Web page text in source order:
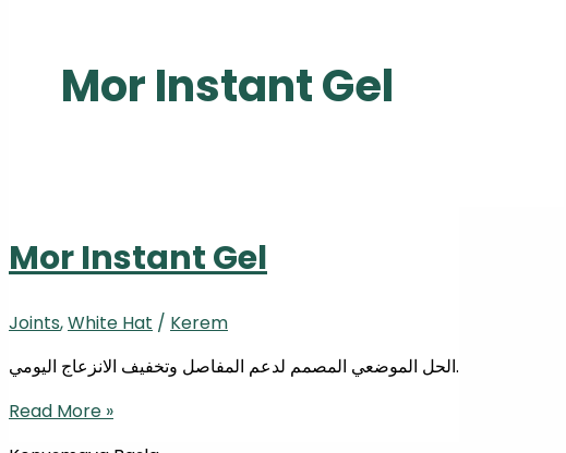
Mor Instant Gel
Mor Instant Gel
Joints,White Hat / Kerem
الحل الموضعي المصمم لدعم المفاصل وتخفيف الانزعاج اليومي.
Read More »